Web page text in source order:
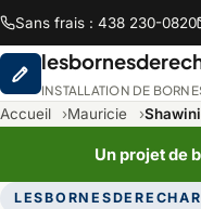
Sans frais : 438 230-0820
INSTALLATION DE
Accueil Mauricie
Un projet de